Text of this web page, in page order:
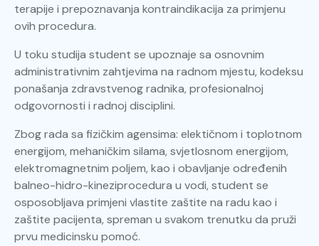
terapije i prepoznavanja kontraindikacija za primjenu
ovih procedura.
U toku studija student se upoznaje sa osnovnim
administrativnim zahtjevima na radnom mjestu, kodeksu
ponašanja zdravstvenog radnika, profesionalnoj
odgovornosti i radnoj disciplini.
Zbog rada sa fizičkim agensima: elektičnom i toplotnom
energijom, mehaničkim silama, svjetlosnom energijom,
elektromagnetnim poljem, kao i obavljanje određenih
balneo-hidro-kineziprocedura u vodi, student se
osposobljava primjeni vlastite zaštite na radu kao i
zaštite pacijenta, spreman u svakom trenutku da pruži
prvu medicinsku pomoć.